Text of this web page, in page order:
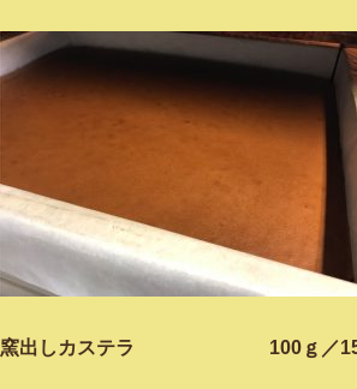
窯出しカステラ 100ｇ／